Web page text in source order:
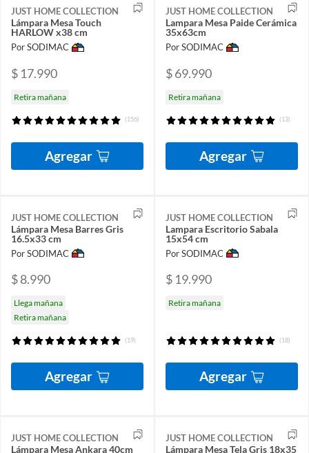
JUST HOME COLLECTION
Lámpara Mesa Touch
HARLOW x38 cm
Por SODIMAC
$ 17.990
Retira mañana
(156)
Agregar
JUST HOME COLLECTION
Lampara Mesa Paide Cerámica
35x63cm
Por SODIMAC
$ 69.990
Retira mañana
(13)
Agregar
JUST HOME COLLECTION
Lámpara Mesa Barres Gris
16.5x33 cm
Por SODIMAC
$ 8.990
Llega mañana
Retira mañana
(19)
Agregar
JUST HOME COLLECTION
Lampara Escritorio Sabala
15x54 cm
Por SODIMAC
$ 19.990
Retira mañana
(18)
Agregar
JUST HOME COLLECTION
Lámpara Mesa Ankara 40cm
JUST HOME COLLECTION
Lámpara Mesa Tela Gris 18x35